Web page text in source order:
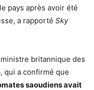
pays après avoir été
a rapporté Sky
britannique des
qui a confirmé que
saoudiens avait